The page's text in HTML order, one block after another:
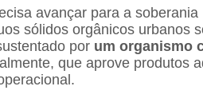
avançar para a soberania
sólidos orgânicos urbanos
por um organismo
que aprove produtos